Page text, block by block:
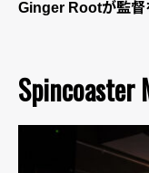
Ginger Rootが監督
Spincoaster